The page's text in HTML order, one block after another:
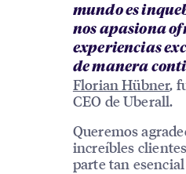
mundo es
nos apasiona
experiencias
de manera
Florian Hübner,
CEO de Uberall.
Queremos
increíbles
parte tan esencial